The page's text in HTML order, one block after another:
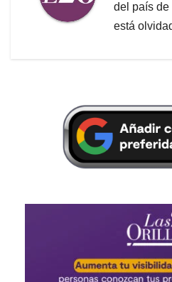
del país de
está